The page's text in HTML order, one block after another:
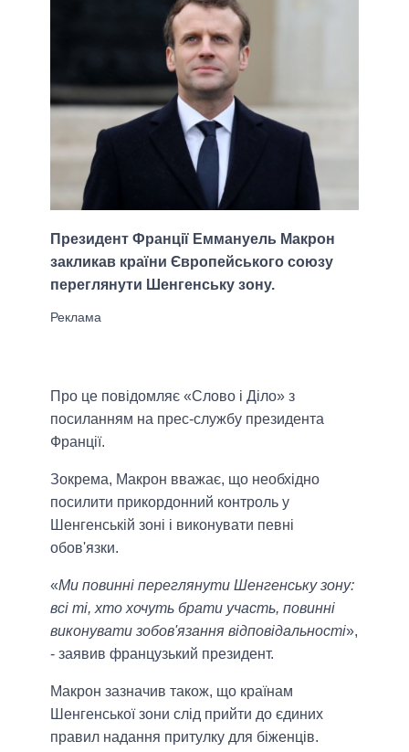
Президент Франції Еммануель Макрон
закликав країни Європейського союзу
переглянути Шенгенську зону.
Про це повідомляє «Слово і Діло» з
посиланням на прес-службу президента
Франції.
Зокрема, Макрон вважає, що необхідно
посилити прикордонний контроль у
Шенгенській зоні і виконувати певні
обов'язки.
«Ми повинні переглянути Шенгенську зону:
всі ті, хто хочуть брати участь, повинні
виконувати зобов'язання відповідальності»,
- заявив французький президент.
Макрон зазначив також, що країнам
Шенгенської зони слід прийти до єдиних
правил надання притулку для біженців.